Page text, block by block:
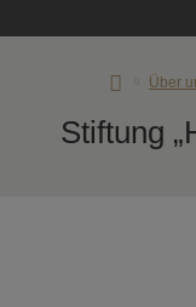
Über
Stiftung